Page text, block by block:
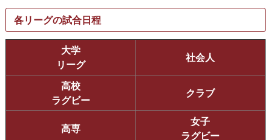
各リーグの試合日程
大学
リーグ
社会人
高校
ラグビー
クラブ
高専
女子
ラグビー